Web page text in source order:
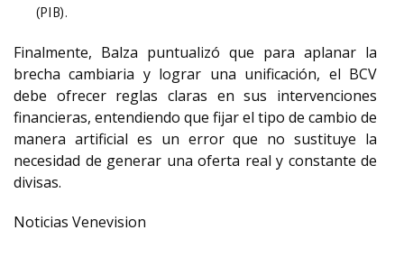
(PIB).
Finalmente, Balza puntualizó que para aplanar la
brecha cambiaria y lograr una unificación, el BCV
debe ofrecer reglas claras en sus intervenciones
financieras, entendiendo que fijar el tipo de cambio de
manera artificial es un error que no sustituye la
necesidad de generar una oferta real y constante de
divisas.
Noticias Venevision